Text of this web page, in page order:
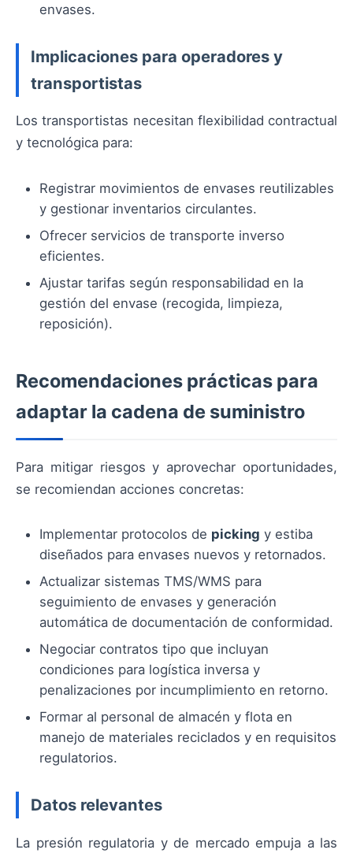
envases.
Implicaciones para operadores y
transportistas
Los transportistas necesitan flexibilidad contractual
y tecnológica para:
Registrar movimientos de envases reutilizables
y gestionar inventarios circulantes.
Ofrecer servicios de transporte inverso
eficientes.
Ajustar tarifas según responsabilidad en la
gestión del envase (recogida, limpieza,
reposición).
Recomendaciones prácticas para
adaptar la cadena de suministro
Para mitigar riesgos y aprovechar oportunidades,
se recomiendan acciones concretas:
Implementar protocolos de picking y estiba
diseñados para envases nuevos y retornados.
Actualizar sistemas TMS/WMS para
seguimiento de envases y generación
automática de documentación de conformidad.
Negociar contratos tipo que incluyan
condiciones para logística inversa y
penalizaciones por incumplimiento en retorno.
Formar al personal de almacén y flota en
manejo de materiales reciclados y en requisitos
regulatorios.
Datos relevantes
La presión regulatoria y de mercado empuja a las